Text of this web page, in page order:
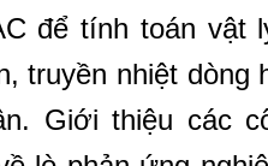
để tính toán vật
truyền nhiệt dòng
Giới thiệu các